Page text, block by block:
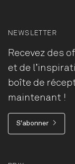
NEWSLETTER
Recevez des
et de
boîte de
maintenant !
S'abonner